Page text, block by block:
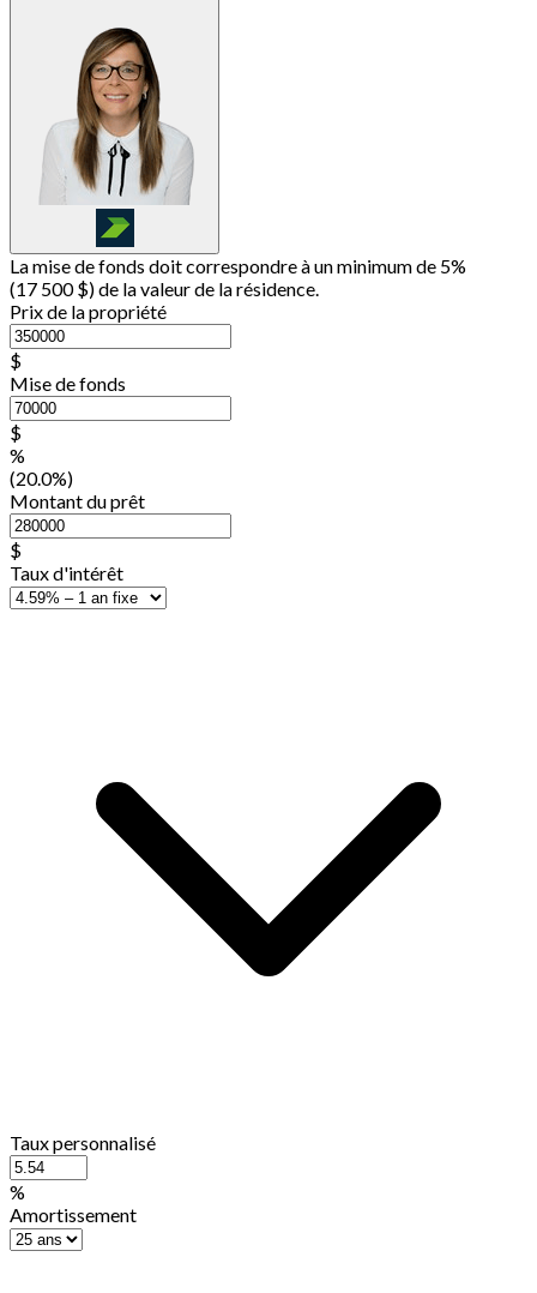
La mise de fonds doit correspondre à un minimum de 5%
(17 500 $) de la valeur de la résidence.
Prix de la propriété
$
Mise de fonds
$
%
(20.0%)
Montant du prêt
$
Taux d'intérêt
Taux personnalisé
%
Amortissement